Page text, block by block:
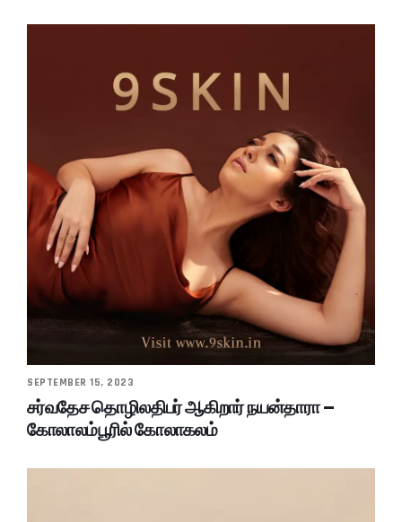
SEPTEMBER 15, 2023
சர்வதேச தொழிலதிபர் ஆகிறார் நயன்தாரா –
கோலாலம்பூரில் கோலாகலம்